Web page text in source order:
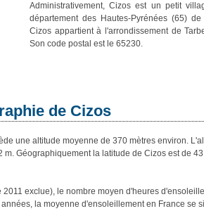
Administrativement, Cizos est un petit
département des Hautes-Pyrénées (65)
Cizos appartient à l'arrondissement de
Son code postal est le 65230.
de Cizos
une altitude moyenne de 370 mètres environ.
m. Géographiquement la latitude de Cizos est de
exclue), le nombre moyen d'heures
la moyenne d'ensoleillement en France se